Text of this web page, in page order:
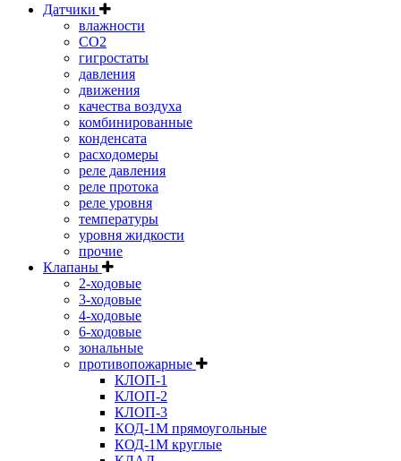
Датчики
влажности
CO2
гигростаты
давления
движения
качества воздуха
комбинированные
конденсата
расходомеры
реле давления
реле протока
реле уровня
температуры
уровня жидкости
прочие
Клапаны
2-ходовые
3-ходовые
4-ходовые
6-ходовые
зональные
противопожарные
КЛОП-1
КЛОП-2
КЛОП-3
КОД-1М прямоугольные
КОД-1М круглые